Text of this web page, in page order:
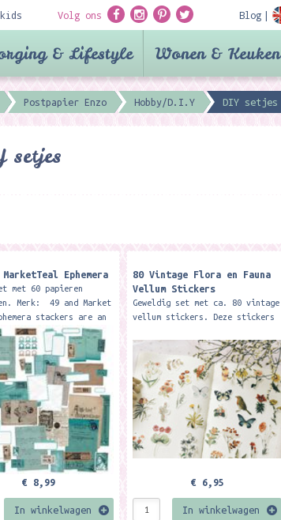
Volg ons Blog
& Lifestyle Wonen & Keuken
Postpapier Enzo Hobby/D.I.Y DIY setjes
setjes
Ephemera
met 60 papieren
Merk: 49 and Market
stackers are an
of text weight
and cardstock...
€ 8,99
In winkelwagen
80 Vintage Flora en Fauna
Vellum Stickers
Geweldig set met ca. 80 vintage
vellum stickers. Deze stickers
journaling, scrapbooking,
kaarten maken en andere...
€ 6,95
In winkelwagen